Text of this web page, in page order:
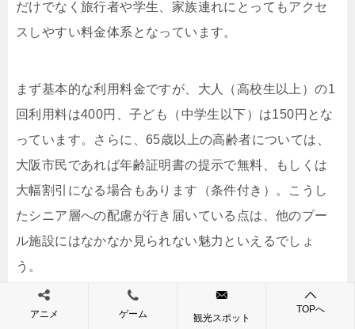
だけでなく旅行者や学生、家族連れにとってもアクセ
スしやすい料金体系となっています。
まず基本的な利用料金ですが、大人（高校生以上）の1
回利用料は400円、子ども（中学生以下）は150円とな
っています。さらに、65歳以上の高齢者については、
大阪市民であれば年齢証明書の提示で無料、もしくは
大幅割引になる場合もあります（条件付き）。こうし
たシニア層への配慮が行き届いている点は、他のプー
ル施設にはなかなか見られない魅力といえるでしょ
う。
また、「Asue大阪プール」では複数回利用を想定した
アニメ ゲーム 観光スポット
TOPへ